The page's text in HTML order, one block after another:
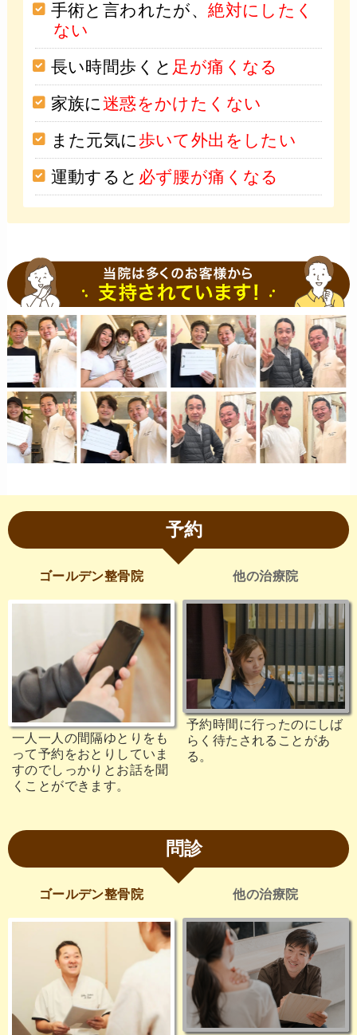
手術と言われたが、絶対にしたく
ない
長い時間歩くと 足が痛くなる
家族に 迷惑をかけたくない
また元気に 歩いて外出をしたい
運動すると 必ず腰が痛くなる
予約
ゴールデン整骨院
一人一人の間隔ゆとりをも
って予約をおとりしていま
すのでしっかりとお話を聞
くことができます。
他の治療院
予約時間に行ったのにしば
らく待たされることがあ
る。
問診
ゴールデン整骨院 他の治療院